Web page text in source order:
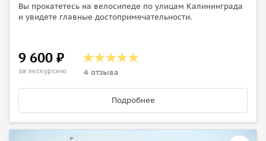
Вы прокатетесь на велосипеде по улицам Калининграда
и увидете главные достопримечательности.
9 600 ₽
за экскурсию 4 отзыва
Подробнее